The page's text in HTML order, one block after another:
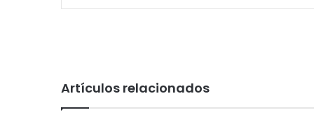
Artículos relacionados